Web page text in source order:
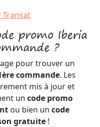
Transat
promo Iberia
?
pour trouver un
commande. Les
mis à jour et
un code promo
ou bien un code
gratuite !